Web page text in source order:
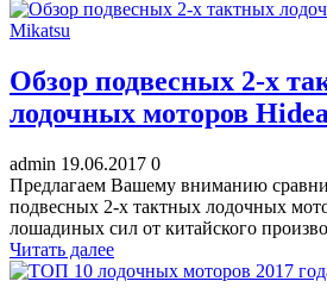
Обзор подвесных 2-х
лодочных моторов
admin 19.06.2017 0
Предлагаем Вашему вниманию
подвесных 2-х тактных лодочных
лошадиных сил от китайского
Читать далее